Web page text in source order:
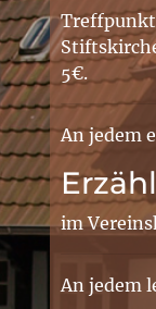
Treffpunkt
5€.
An jedem
im
An jedem